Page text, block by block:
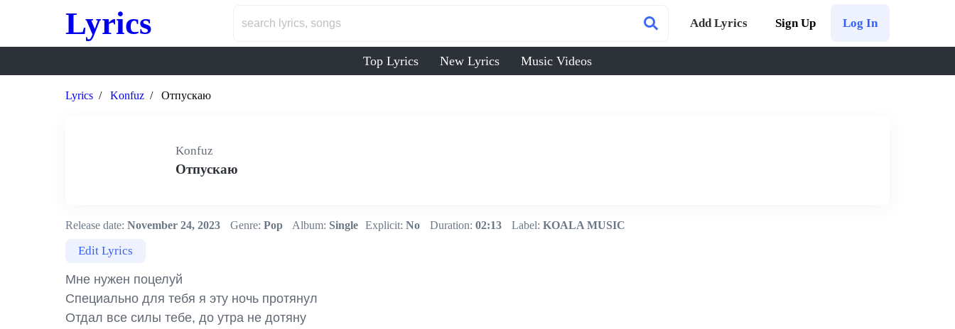
Lyrics Add Lyrics Sign Up Log In
Top Lyrics New Lyrics Music Videos
Lyrics Konfuz Отпускаю
Konfuz
Отпускаю
Release date: November 24, 2023 Genre: Pop Album: Single Explicit: No Duration: 02:13 Label: KOALA MUSIC
Edit Lyrics
Мне нужен поцелуй
Специально для тебя я эту ночь протянул
Отдал все силы тебе, до утра не дотяну